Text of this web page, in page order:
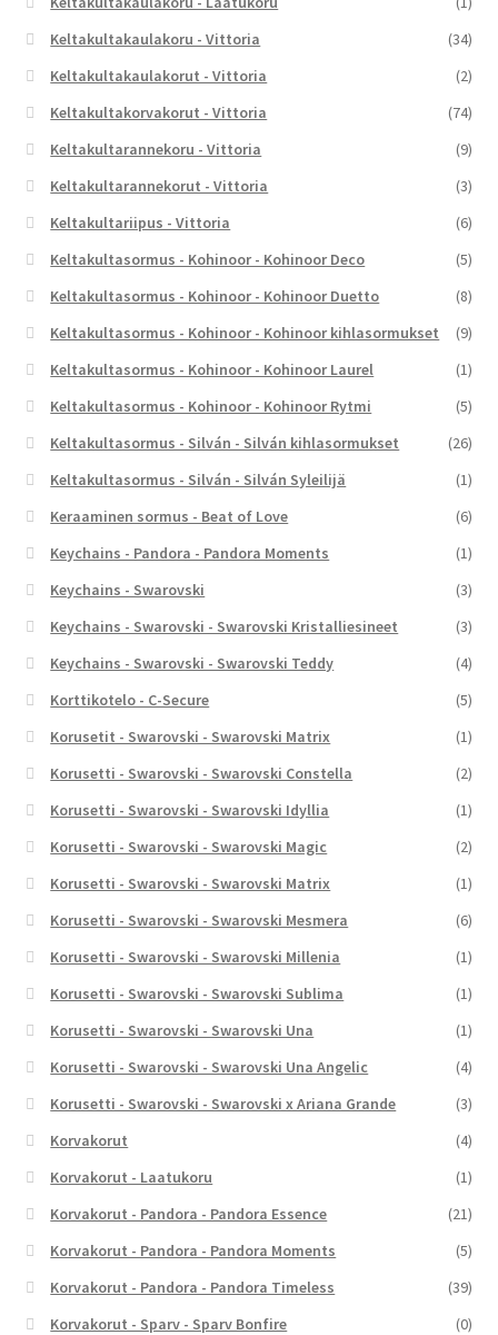
Keltakultakaulakoru - Vittoria
(34)
Keltakultakaulakorut - Vittoria
(2)
Keltakultakorvakorut - Vittoria
(74)
Keltakultarannekoru - Vittoria
(9)
Keltakultarannekorut - Vittoria
(3)
Keltakultariipus - Vittoria
(6)
Keltakultasormus - Kohinoor - Kohinoor Deco
(5)
Keltakultasormus - Kohinoor - Kohinoor Duetto
(8)
Keltakultasormus - Kohinoor - Kohinoor kihlasormukset
(9)
Keltakultasormus - Kohinoor - Kohinoor Laurel
(1)
Keltakultasormus - Kohinoor - Kohinoor Rytmi
(5)
Keltakultasormus - Silván - Silván kihlasormukset
(26)
Keltakultasormus - Silván - Silván Syleilijä
(1)
Keraaminen sormus - Beat of Love
(6)
Keychains - Pandora - Pandora Moments
(1)
Keychains - Swarovski
(3)
Keychains - Swarovski - Swarovski Kristalliesineet
(3)
Keychains - Swarovski - Swarovski Teddy
(4)
Korttikotelo - C-Secure
(5)
Korusetit - Swarovski - Swarovski Matrix
(1)
Korusetti - Swarovski - Swarovski Constella
(2)
Korusetti - Swarovski - Swarovski Idyllia
(1)
Korusetti - Swarovski - Swarovski Magic
(2)
Korusetti - Swarovski - Swarovski Matrix
(1)
Korusetti - Swarovski - Swarovski Mesmera
(6)
Korusetti - Swarovski - Swarovski Millenia
(1)
Korusetti - Swarovski - Swarovski Sublima
(1)
Korusetti - Swarovski - Swarovski Una
(1)
Korusetti - Swarovski - Swarovski Una Angelic
(4)
Korusetti - Swarovski - Swarovski x Ariana Grande
(3)
Korvakorut
(4)
Korvakorut - Laatukoru
(1)
Korvakorut - Pandora - Pandora Essence
(21)
Korvakorut - Pandora - Pandora Moments
(5)
Korvakorut - Pandora - Pandora Timeless
(39)
Korvakorut - Sparv - Sparv Bonfire
(0)